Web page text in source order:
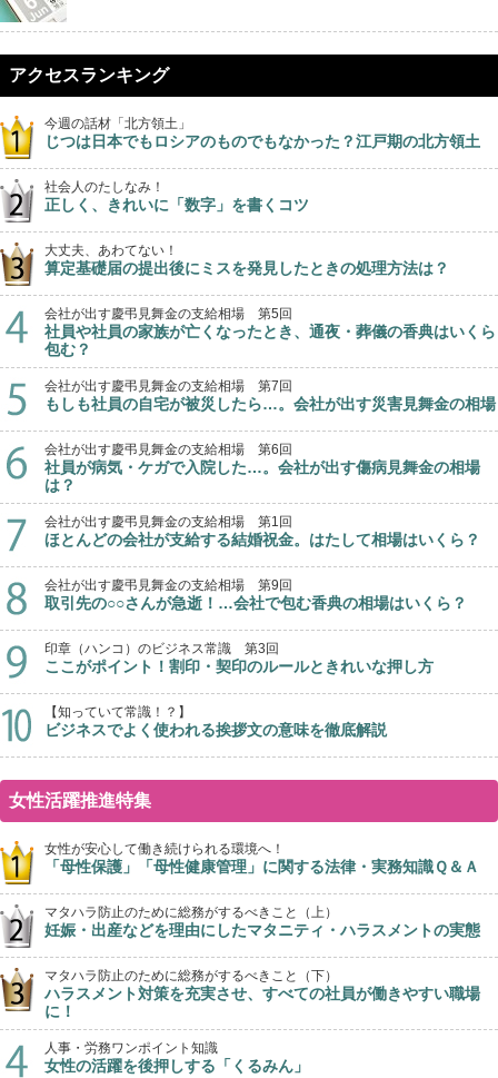
アクセスランキング
今週の話材「北方領土」
じつは日本でもロシアのものでもなかった？江戸期の北方領土
社会人のたしなみ！
正しく、きれいに「数字」を書くコツ
大丈夫、あわてない！
算定基礎届の提出後にミスを発見したときの処理方法は？
会社が出す慶弔見舞金の支給相場 第5回
社員や社員の家族が亡くなったとき、通夜・葬儀の香典はいくら
包む？
会社が出す慶弔見舞金の支給相場 第7回
もしも社員の自宅が被災したら…。会社が出す災害見舞金の相場
会社が出す慶弔見舞金の支給相場 第6回
社員が病気・ケガで入院した…。会社が出す傷病見舞金の相場
は？
会社が出す慶弔見舞金の支給相場 第1回
ほとんどの会社が支給する結婚祝金。はたして相場はいくら？
会社が出す慶弔見舞金の支給相場 第9回
取引先の○○さんが急逝！…会社で包む香典の相場はいくら？
印章（ハンコ）のビジネス常識 第3回
ここがポイント！割印・契印のルールときれいな押し方
【知っていて常識！？】
ビジネスでよく使われる挨拶文の意味を徹底解説
女性活躍推進特集
女性が安心して働き続けられる環境へ！
「母性保護」「母性健康管理」に関する法律・実務知識Ｑ＆Ａ
マタハラ防止のために総務がするべきこと（上）
妊娠・出産などを理由にしたマタニティ・ハラスメントの実態
マタハラ防止のために総務がするべきこと（下）
ハラスメント対策を充実させ、すべての社員が働きやすい職場
に！
人事・労務ワンポイント知識
女性の活躍を後押しする「くるみん」